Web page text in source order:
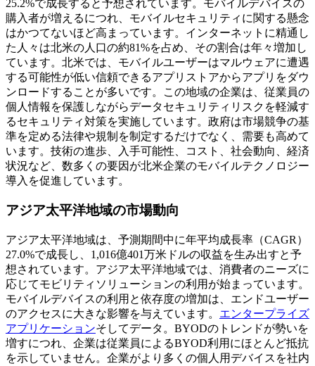
25.2%で成長すると予想されています。モバイルデバイスの
購入者が増えるにつれ、モバイルセキュリティに関する懸念
はかつてないほど高まっています。インターネットに精通し
た人々は北米の人口の約81%を占め、その割合は年々増加し
ています。北米では、モバイルユーザーはマルウェアに遭遇
する可能性が低い信頼できるアプリストアからアプリをダウ
ンロードすることが多いです。この地域の企業は、従業員の
個人情報を保護しながらデータセキュリティリスクを軽減す
るセキュリティ対策を実施しています。政府は市場競争の基
準を定める法律や規制を制定するだけでなく、需要も高めて
います。技術の進歩、入手可能性、コスト、社会動向、経済
状況など、数多くの要因が北米企業のモバイルテクノロジー
導入を促進しています。
アジア太平洋地域の市場動向
アジア太平洋地域は、予測期間中に年平均成長率（CAGR）
27.0%で成長し、1,016億401万米ドルの収益を生み出すと予
想されています。アジア太平洋地域では、消費者のニーズに
応じてモビリティソリューションの利用が始まっています。
モバイルデバイスの利用と依存度の増加は、エンドユーザー
のアクセスに大きな影響を与えています。 エンタープライズ
アプリケーションそしてデータ。BYODのトレンドが勢いを
増すにつれ、企業は従業員によるBYOD利用にほとんど抵抗
を示していません。企業がより多くの個人用デバイスを社内